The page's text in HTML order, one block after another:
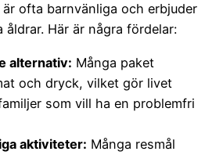
ofta barnvänliga och erbjuder
Här är några fördelar:
alternativ: Många paket
och dryck, vilket gör livet
som vill ha en problemfri
aktiviteter: Många resmål